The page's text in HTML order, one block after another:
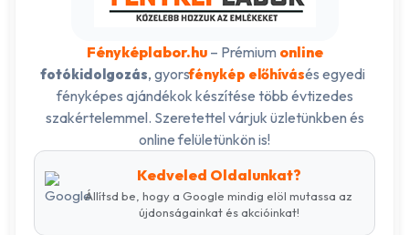
Fényképlabor.hu– Prémium online
fotókidolgozás, gyorsfénykép előhívásés egyedi
fényképes ajándékok készítése több évtizedes
szakértelemmel. Szeretettel várjuk üzletünkben és
online felületünkön is!
Kedveled Oldalunkat?
Állítsd be, hogy a Google mindig elöl mutassa az
újdonságainkat és akcióinkat!